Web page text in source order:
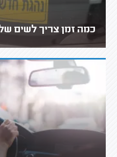
כמה זמן צריך לשים